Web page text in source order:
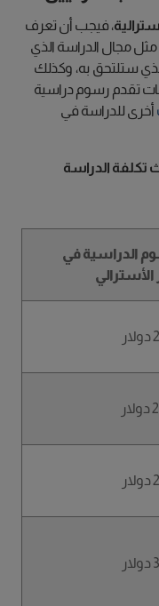
، فيجب أن تعرف
مثل مجال الدراسة الذي
ستلتحق به، وكذلك
تقدم رسوم دراسية
أخرى للدراسة في
حيث تكلفة الدراسة
الدراسية في
الأسترالي